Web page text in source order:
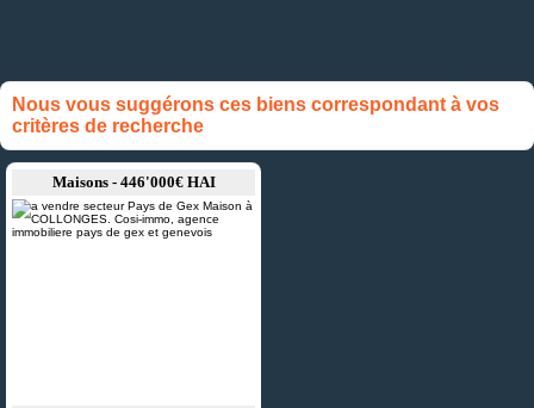
Nous vous suggérons ces biens correspondant à vos
critères de recherche
Maisons - 446'000€ HAI